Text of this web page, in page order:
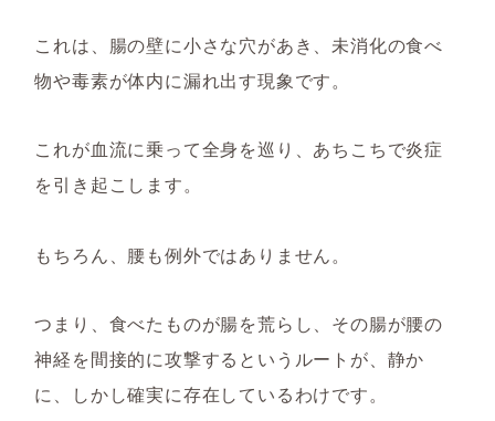
これは、腸の壁に小さな穴があき、未消化の食べ
物や毒素が体内に漏れ出す現象です。
これが血流に乗って全身を巡り、あちこちで炎症
を引き起こします。
もちろん、腰も例外ではありません。
つまり、 食べたものが腸を荒らし、その腸が腰の
神経を間接的に攻撃するというルートが、静か
に、しかし確実に存在しているわけです。